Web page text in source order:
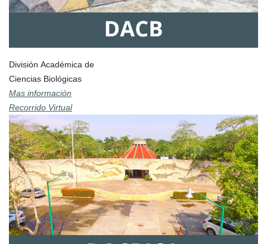
División Académica de
Ciencias Biológicas
Mas información
Recorrido Virtual